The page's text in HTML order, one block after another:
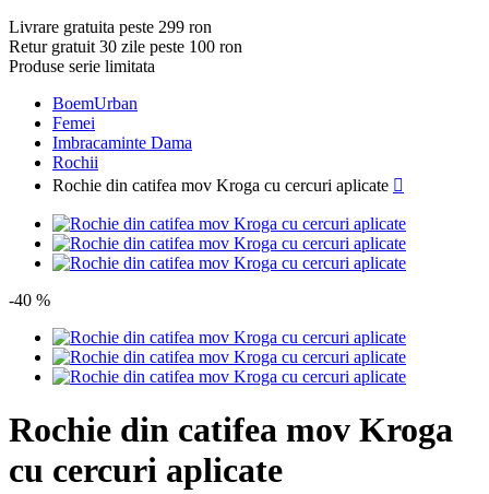
Livrare gratuita peste 299 ron
Retur gratuit 30 zile peste 100 ron
Produse serie limitata
BoemUrban
Femei
Imbracaminte Dama
Rochii
Rochie din catifea mov Kroga cu cercuri aplicate 
-40 %
Rochie din catifea mov Kroga
cu cercuri aplicate